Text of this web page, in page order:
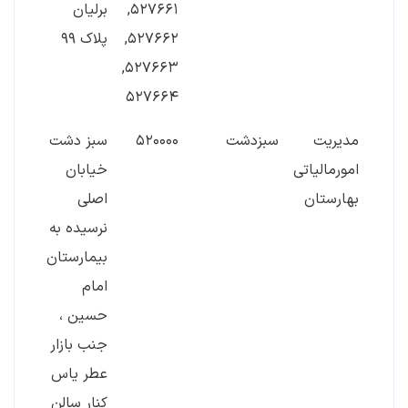
۵۲۷۶۶۱,
۵۲۷۶۶۲,
۵۲۷۶۶۳,
۵۲۷۶۶۴
برلیان
پلاک ۹۹
مدیریت
امورمالیاتی
بهارستان
سبزدشت ۵۲۰۰۰۰
سبز دشت
خیابان
اصلی
نرسیده به
بیمارستان
امام
حسین ،
جنب بازار
عطر یاس